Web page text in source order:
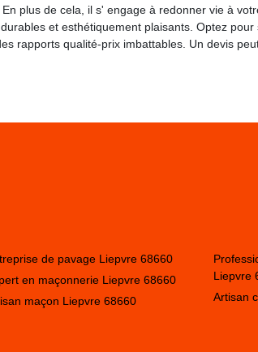
plus de cela, il s' engage à redonner vie à
et esthétiquement plaisants. Optez
rapports qualité-prix imbattables. Un devis
de pavage Liepvre 68660
en maçonnerie Liepvre 68660
maçon Liepvre 68660
Liepvre
Artisan